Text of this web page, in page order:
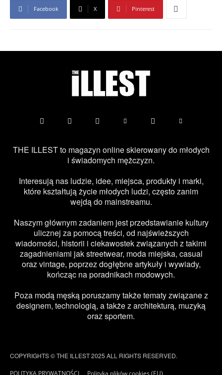
Facebook X Pinterest
THE ILLEST to magazyn online skierowany do młodych
i świadomych mężczyzn.
Interesują nas ludzie, idee, miejsca, produkty i marki,
które kształtują życie młodych ludzi, często zanim
wejdą do mainstreamu.
Naszym głównym zadaniem jest przedstawianie kultury
ulicznej za pomocą treści, od najświeższych
wiadomości, historii i ciekawostek związanych z takimi
zagadnieniami jak streetwear, moda miejska, casual
oraz vintage, poprzez dogłębne artykuły i wywiady,
kończąc na poradnikach modowych.
Poza modą męską poruszamy także tematy związane z
designem, technologią, a także z architekturą, muzyką
oraz sportem.
COPYRIGHTS © THE ILLEST 2025 ALL RIGHTS RESERVED.
POLITYKA PRYWATNOŚCI Polityka plików cookies (EU)